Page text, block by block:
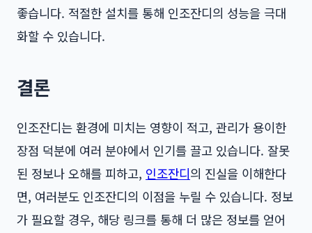
좋습니다. 적절한 설치를 통해 인조잔디의 성능을 극대
화할 수 있습니다.
결론
인조잔디는 환경에 미치는 영향이 적고, 관리가 용이한
장점 덕분에 여러 분야에서 인기를 끌고 있습니다. 잘못
된 정보나 오해를 피하고, 인조잔디의 진실을 이해한다
면, 여러분도 인조잔디의 이점을 누릴 수 있습니다. 정보
가 필요할 경우, 해당 링크를 통해 더 많은 정보를 얻어